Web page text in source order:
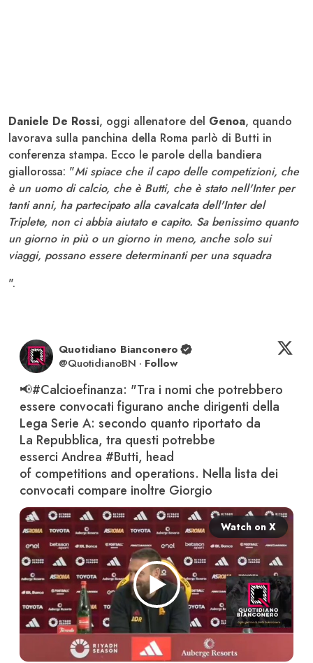
Daniele De Rossi, oggi allenatore del Genoa, quando
lavorava sulla panchina della Roma parlò di Butti in
conferenza stampa. Ecco le parole della bandiera
giallorossa: "Mi spiace che il capo delle competizioni, che
è un uomo di calcio, che è Butti, che è stato nell'Inter per
tanti anni, ha partecipato alla cavalcata dell'Inter del
Triplete, non ci abbia aiutato e capito. Sa benissimo quanto
un giorno in più o un giorno in meno, anche solo sui
viaggi, possano essere determinanti per una squadra
".
Quotidiano Bianconero
@QuotidianoBN · Follow
📢#Calcioefinanza: "Tra i nomi che potrebbero
essere convocati figurano anche dirigenti della
Lega Serie A: secondo quanto riportato da
La Repubblica, tra questi potrebbe
esserci Andrea #Butti, head
of competitions and operations. Nella lista dei
convocati compare inoltre Giorgio
Watch on X